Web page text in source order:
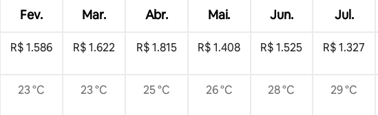
Fev. Mar. Abr. Mai. Jun. Jul.
R$ 1.586 R$ 1.622 R$ 1.815 R$ 1.408 R$ 1.525 R$ 1.327
23 °C 23 °C 25 °C 26 °C 28 °C 29 °C